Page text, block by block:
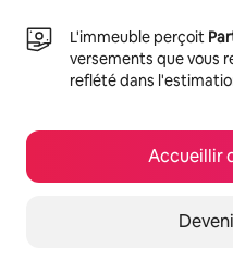
L'immeuble perçoit
versements que vous
reflété dans
Accueillir